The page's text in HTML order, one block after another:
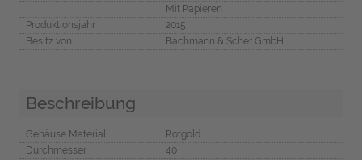
Mit Papieren
Produktionsjahr
2015
Besitz von
Bachmann & Scher GmbH
Beschreibung
Gehäuse Material
Rotgold
Durchmesser
40